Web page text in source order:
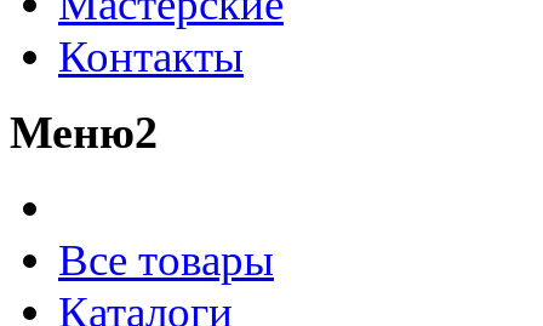
Контакты
Меню2
Все товары
Каталоги